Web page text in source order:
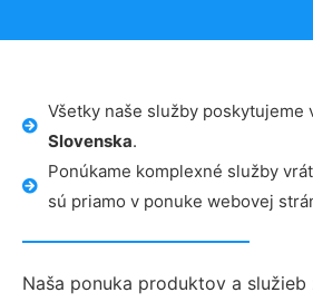
Všetky naše služby poskytujeme
Slovenska.
Ponúkame komplexné služby
sú priamo v ponuke webovej
Naša ponuka produktov a služieb